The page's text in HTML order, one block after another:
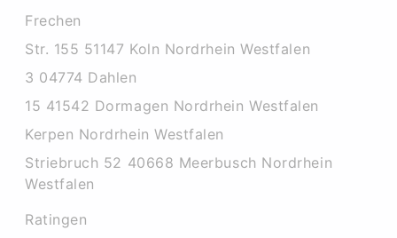
Frechen
Str. 155 51147 Koln Nordrhein Westfalen
3 04774 Dahlen
15 41542 Dormagen Nordrhein Westfalen
Kerpen Nordrhein Westfalen
Striebruch 52 40668 Meerbusch Nordrhein
Westfalen
Ratingen